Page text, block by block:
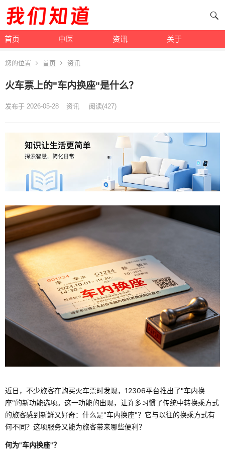
首页 中医 资讯 关于
您的位置 首页 资讯
火车票上的"车内换座"是什么？
发布于 2026-05-28 资讯 阅读(427)
近日，不少旅客在购买火车票时发现，12306平台推出了"车内换
座"的新功能选项。这一功能的出现，让许多习惯了传统中转换乘方式
的旅客感到新鲜又好奇：什么是"车内换座"？它与以往的换乘方式有
何不同？这项服务又能为旅客带来哪些便利？
何为"车内换座"？